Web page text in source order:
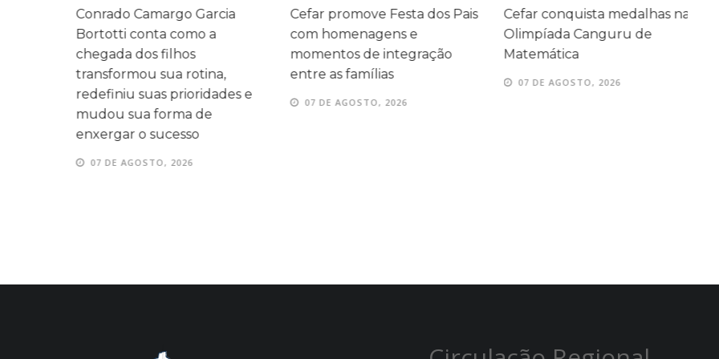
Conrado Camargo Garcia
Bortotti conta como a
chegada dos filhos
transformou sua rotina,
redefiniu suas prioridades e
mudou sua forma de
enxergar o sucesso
07 DE AGOSTO, 2026
Cefar promove Festa dos Pais
com homenagens e
momentos de integração
entre as famílias
07 DE AGOSTO, 2026
Cefar conquista medalhas na
Olimpíada Canguru de
Matemática
07 DE AGOSTO, 2026